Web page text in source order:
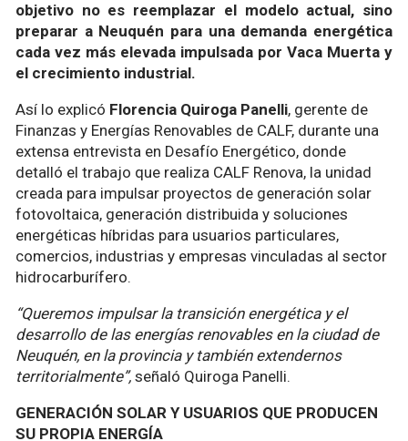
objetivo no es reemplazar el modelo actual, sino
preparar a Neuquén para una demanda energética
cada vez más elevada impulsada por Vaca Muerta y
el crecimiento industrial.
Así lo explicó Florencia Quiroga Panelli, gerente de
Finanzas y Energías Renovables de CALF, durante una
extensa entrevista en Desafío Energético, donde
detalló el trabajo que realiza CALF Renova, la unidad
creada para impulsar proyectos de generación solar
fotovoltaica, generación distribuida y soluciones
energéticas híbridas para usuarios particulares,
comercios, industrias y empresas vinculadas al sector
hidrocarburífero.
“Queremos impulsar la transición energética y el
desarrollo de las energías renovables en la ciudad de
Neuquén, en la provincia y también extendernos
territorialmente”, señaló Quiroga Panelli.
GENERACIÓN SOLAR Y USUARIOS QUE PRODUCEN
SU PROPIA ENERGÍA